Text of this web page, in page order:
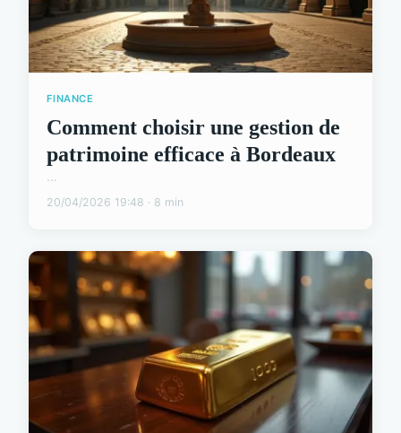
FINANCE
Comment choisir une gestion de
patrimoine efficace à Bordeaux
...
20/04/2026 19:48 · 8 min